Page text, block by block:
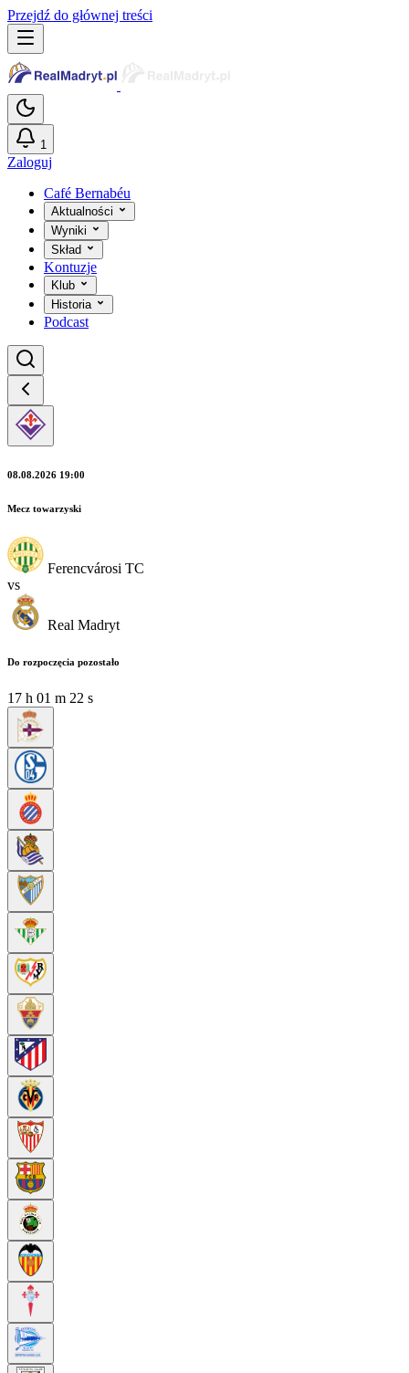
Przejdź do głównej treści
1
Zaloguj
Café Bernabéu
Aktualności
Wyniki
Skład
Kontuzje
Klub
Historia
Podcast
08.08.2026 19:00
Mecz towarzyski
Ferencvárosi TC
vs
Real Madryt
Do rozpoczęcia pozostało
17 h 01 m 22 s